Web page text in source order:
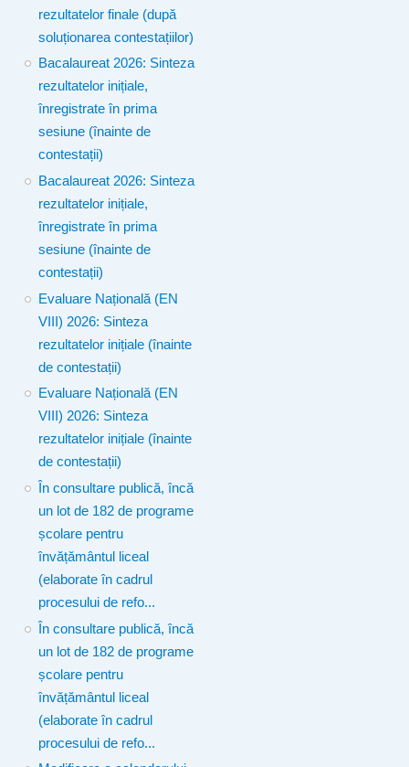
rezultatelor finale (după
soluționarea contestațiilor)
Bacalaureat 2026: Sinteza
rezultatelor inițiale,
înregistrate în prima
sesiune (înainte de
contestații)
Bacalaureat 2026: Sinteza
rezultatelor inițiale,
înregistrate în prima
sesiune (înainte de
contestații)
Evaluare Națională (EN
VIII) 2026: Sinteza
rezultatelor inițiale (înainte
de contestații)
Evaluare Națională (EN
VIII) 2026: Sinteza
rezultatelor inițiale (înainte
de contestații)
În consultare publică, încă
un lot de 182 de programe
școlare pentru
învățământul liceal
(elaborate în cadrul
procesului de refo...
În consultare publică, încă
un lot de 182 de programe
școlare pentru
învățământul liceal
(elaborate în cadrul
procesului de refo...